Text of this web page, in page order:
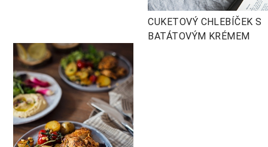
CUKETOVÝ CHLEBÍČEK S
BATÁTOVÝM KRÉMEM